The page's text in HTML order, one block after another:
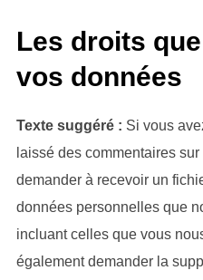
Les droits
vos données
Texte suggéré : Si vous
laissé des commentaires
demander à recevoir un
données personnelles que
incluant celles que vous
également demander la